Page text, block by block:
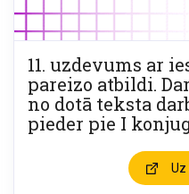
11. uzdevums ar
pareizo atbildi.
no dotā teksta
pieder pie I